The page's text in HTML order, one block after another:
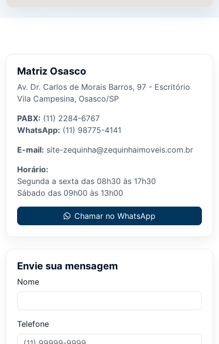
Matriz Osasco
Av. Dr. Carlos de Morais Barros, 97 - Escritório
Vila Campesina, Osasco/SP
PABX: (11) 2284-6767
WhatsApp: (11) 98775-4141
E-mail: site-zequinha@zequinhaimoveis.com.br
Horário:
Segunda a sexta das 08h30 às 17h30
Sábado das 09h00 às 13h00
Chamar no WhatsApp
Envie sua mensagem
Nome
Telefone